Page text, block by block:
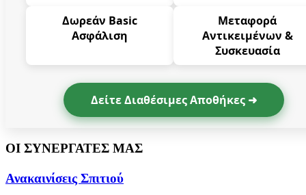
Δωρεάν Basic
Ασφάλιση
Μεταφορά
Αντικειμένων &
Συσκευασία
Δείτε Διαθέσιμες Αποθήκες ➜
ΟΙ ΣΥΝΕΡΓΑΤΕΣ ΜΑΣ
Ανακαινίσεις Σπιτιού